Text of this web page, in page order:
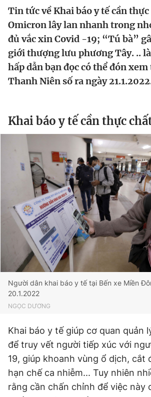
Tin thị trường Tin 360
Video
Sản phẩm khác
Thông tin tòa soạn Liên hệ
Đọc Thanh Niên trên điện thoại
Theo dõi báo trên
Hotline
0906 645 777
Đặt báo Quảng cáo RSS Tòa
Tổng biên tập: Nguyễn Ngọc Toàn
Phó tổng biên tập thường trực: Hải Thành
Phó tổng biên tập: Lâm Hiếu Dũng
Phó tổng biên tập: Trần Việt Hưng
Tổng thư ký tòa soạn: Đức Trung
Tin tức về Khai báo y tế cần
Omicron lây lan nhanh trong
đủ vắc xin Covid -19; “Tú bà”
giới thượng lưu phương Tây. ..
hấp dẫn bạn đọc có thể đón
Thanh Niên số ra ngày
Khai báo y tế cần thực
Người dân khai báo y tế tại Bến xe Miền
20.1.2022
NGỌC DƯƠNG
Khai báo y tế giúp cơ quan quản
để truy vết người tiếp xúc với
19, giúp khoanh vùng ổ dịch, cắt
hạn chế ca nhiễm... Tuy nhiên
rằng cần chấn chỉnh để việc này